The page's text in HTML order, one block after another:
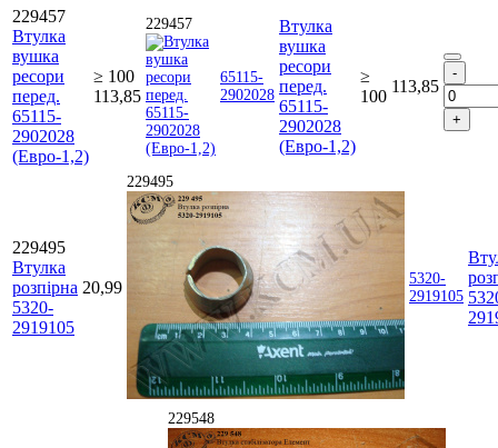
229457
Втулка
вушка
ресори
перед.
65115-
2902028
(Евро-1,2)
≥ 100
113,85
229457
65115-
2902028
Втулка
вушка
ресори
перед.
65115-
2902028
(Евро-1,2)
≥
100
113,85
229495
Втулка
розпірна
5320-
2919105
20,99
229495
5320-
2919105
229548